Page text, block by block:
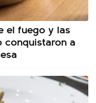
el fuego y las
conquistaron a